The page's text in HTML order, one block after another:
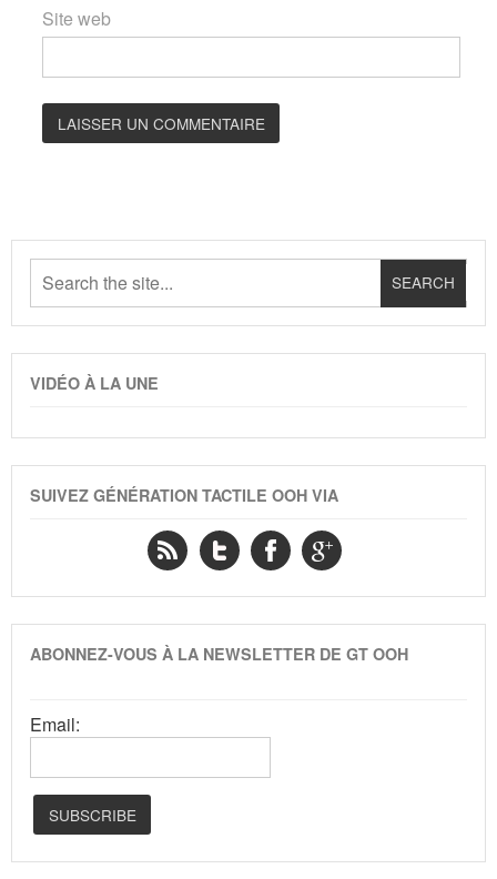
Site web
VIDÉO À LA UNE
SUIVEZ GÉNÉRATION TACTILE OOH VIA
ABONNEZ-VOUS À LA NEWSLETTER DE GT OOH
Email: